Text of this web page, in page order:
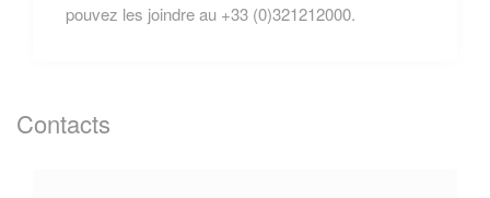
pouvez les joindre au +33 (0)321212000.
Contacts